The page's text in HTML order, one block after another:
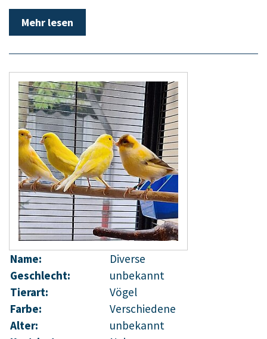
Mehr lesen
Name:
Diverse
Geschlecht:
unbekannt
Tierart:
Vögel
Farbe:
Verschiedene
Alter:
unbekannt